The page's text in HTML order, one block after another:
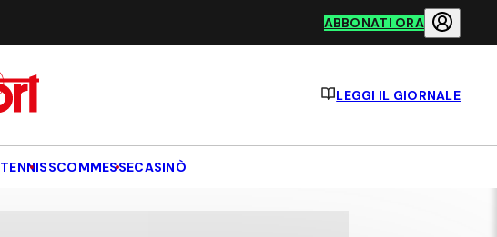
ABBONATI ORA
LEGGI IL GIORNALE
TENNISSCOMMESSECASINÒ